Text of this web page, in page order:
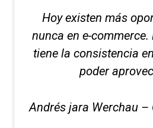
Hoy existen más
nunca en e-commerce.
tiene la consistencia
poder
Andrés jara Werchau –